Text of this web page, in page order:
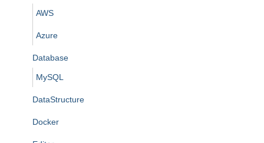
AWS
Azure
Database
MySQL
DataStructure
Docker